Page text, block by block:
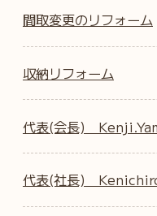
間取変更のリフォーム
収納リフォーム
代表(会長)
代表(社長)